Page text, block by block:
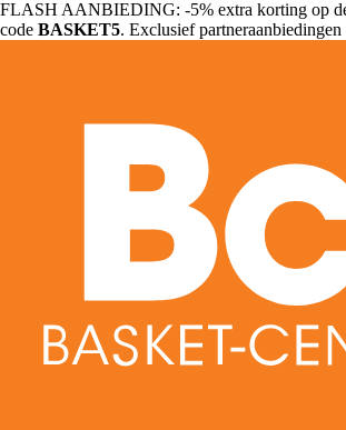
FLASH AANBIEDING: -5% extra korting op
code BASKET5. Exclusief partneraanbiedingen